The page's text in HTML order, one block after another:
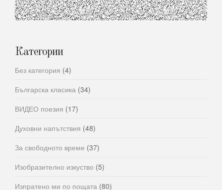
Категории
Без категория (4)
Българска класика (34)
ВИДЕО поезия (17)
Духовни напътствия (48)
За свободното време (37)
Изобразително изкуство (5)
Изпратено ми по пощата (80)